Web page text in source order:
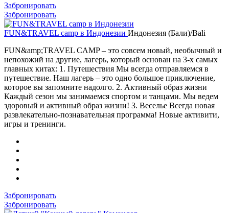
Забронировать
Забронировать
FUN&TRAVEL camp в Индонезии Индонезия (Бали)/Bali
FUN&amp;TRAVEL CAMP – это совсем новый, необычный и
непохожий на другие, лагерь, который основан на 3-х самых
главных китах: 1. Путешествия Мы всегда отправляемся в
путешествие. Наш лагерь – это одно большое приключение,
которое вы запомните надолго. 2. Активный образ жизни
Каждый сезон мы занимаемся спортом и танцами. Мы ведем
здоровый и активный образ жизни! 3. Веселье Всегда новая
развлекательно-познавательная программа! Новые активити,
игры и тренинги.
Забронировать
Забронировать